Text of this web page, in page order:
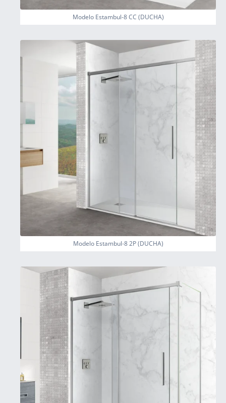
Modelo Estambul-8 CC (DUCHA)
Modelo Estambul-8 2P (DUCHA)